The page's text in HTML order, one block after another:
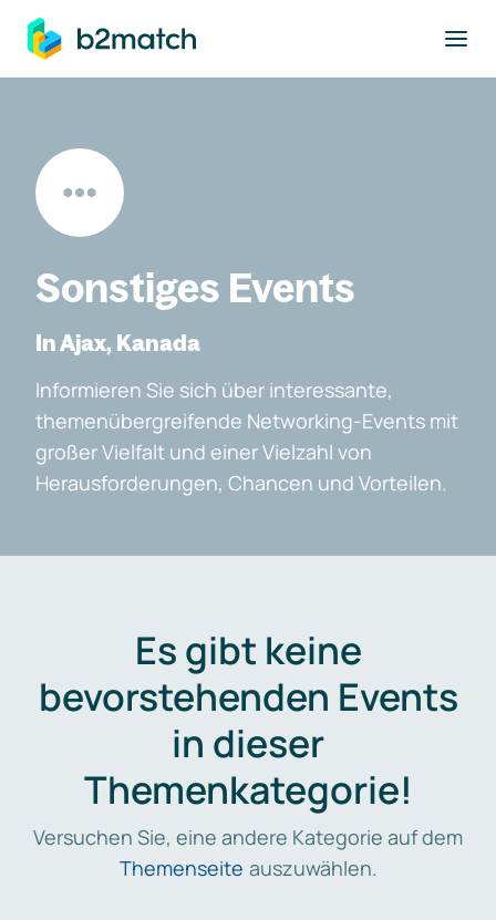
springen
Sonstiges Events
In Ajax, Kanada
Informieren Sie sich über interessante,
themenübergreifende Networking-Events mit
großer Vielfalt und einer Vielzahl von
Herausforderungen, Chancen und Vorteilen.
Es gibt keine
bevorstehenden Events
in dieser
Themenkategorie!
Versuchen Sie, eine andere Kategorie auf dem
Themenseite auszuwählen.